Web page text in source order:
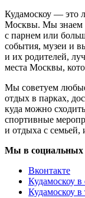
Кудамоскоу — это
Москвы. Мы знаем
с парнем или
события, музеи и
и их родителей,
места Москвы,
Мы советуем
отдых в парках,
куда можно
спортивные
и отдыха с семьей,
Мы в социальных
Вконтакте
Кудамоскоу
Кудамоскоу в